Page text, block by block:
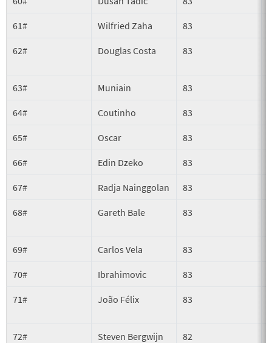
61# Wilfried Zaha 83
62# Douglas Costa 83
63# Muniain 83
64# Coutinho 83
65# Oscar 83
66# Edin Dzeko 83
67# Radja Nainggolan 83
68# Gareth Bale 83
69# Carlos Vela 83
70# Ibrahimovic 83
71# João Félix 83
72# Steven Bergwijn 82